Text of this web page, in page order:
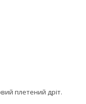
плетений дріт.